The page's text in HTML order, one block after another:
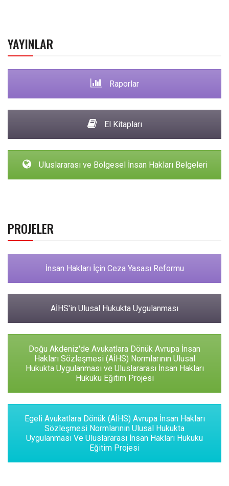
YAYINLAR
Raporlar
El Kitapları
Uluslararası ve Bölgesel İnsan Hakları Belgeleri
PROJELER
İnsan Hakları İçin Ceza Yasası Reformu
AİHS'in Ulusal Hukukta Uygulanması
Doğu Akdeniz'de Avukatlara Dönük Avrupa İnsan
Hakları Sözleşmesi (AİHS) Normlarının Ulusal
Hukukta Uygulanması ve Uluslararası İnsan Hakları
Hukuku Eğitim Projesi
Egeli Avukatlara Dönük (AİHS) Avrupa İnsan Hakları
Sözleşmesi Normlarının Ulusal Hukukta
Uygulanması Ve Uluslararası İnsan Hakları Hukuku
Eğitim Projesi